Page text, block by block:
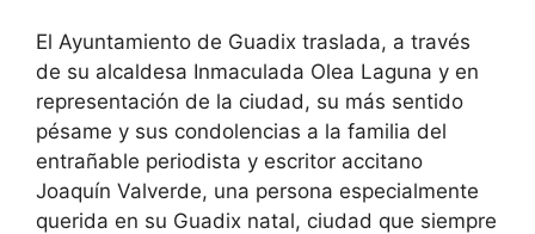
El Ayuntamiento de Guadix traslada, a través
de su alcaldesa Inmaculada Olea Laguna y en
representación de la ciudad, su más sentido
pésame y sus condolencias a la familia del
entrañable periodista y escritor accitano
Joaquín Valverde, una persona especialmente
querida en su Guadix natal, ciudad que siempre